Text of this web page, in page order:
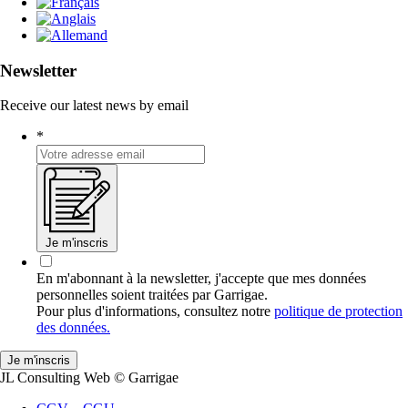
Newsletter
Receive our latest news by email
*
Je m'inscris
En m'abonnant à la newsletter, j'accepte que mes données
personnelles soient traitées par Garrigae.
Pour plus d'informations, consultez notre politique de protection
des données.
JL Consulting Web © Garrigae